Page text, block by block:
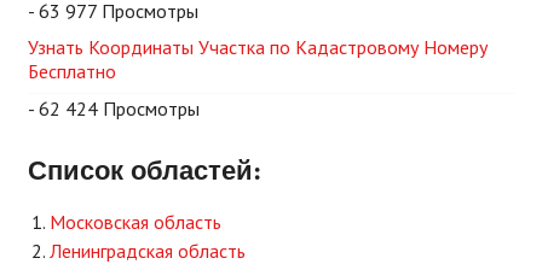
- 63 977 Просмотры
Узнать Координаты Участка по Кадастровому Номеру
Бесплатно
- 62 424 Просмотры
Список областей:
Московская область
Ленинградская область